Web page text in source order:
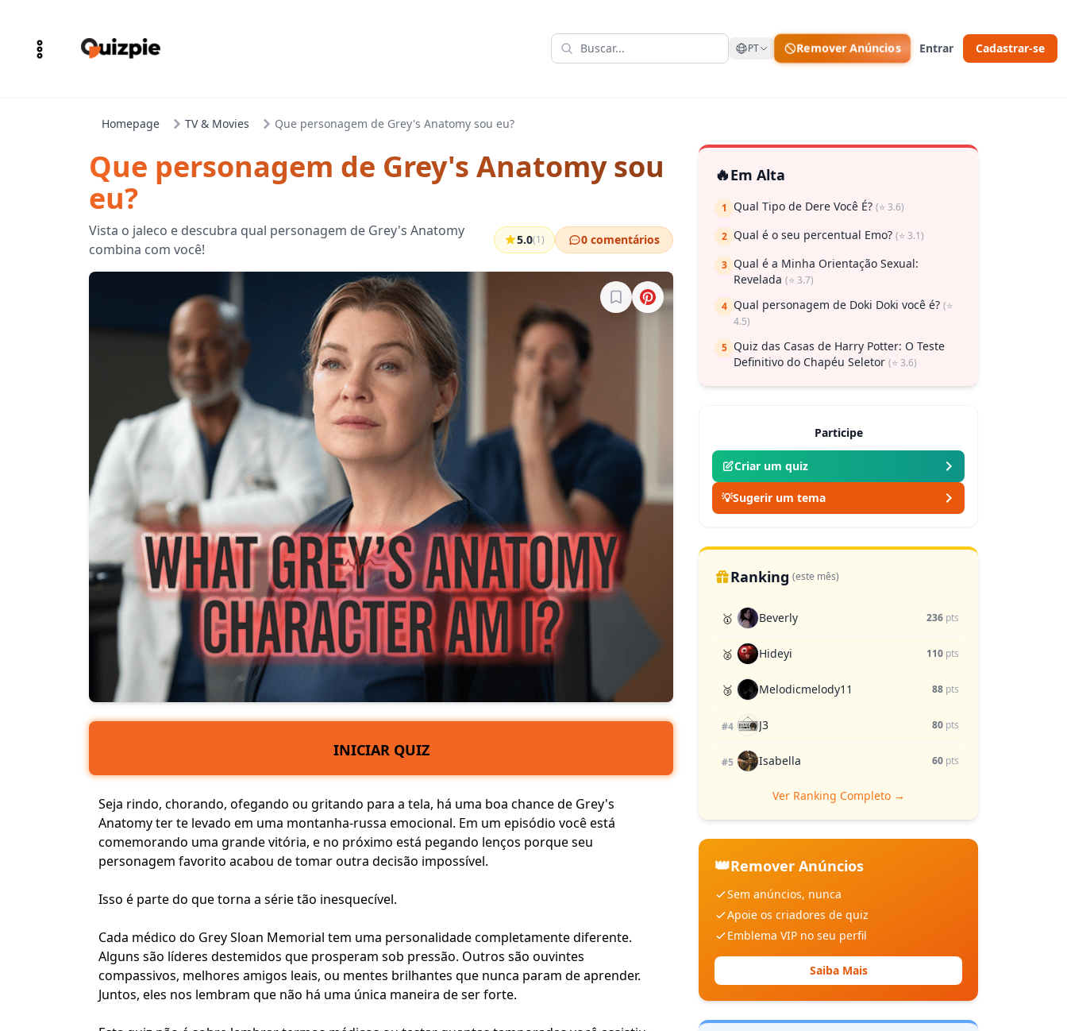
PT Remover Anúncios Entrar Cadastrar-se
Homepage TV & Movies Que personagem de Grey's Anatomy sou eu?
Que personagem de Grey's Anatomy sou
eu?
Vista o jaleco e descubra qual personagem de Grey's Anatomy
combina com você!
5.0(1) 0 comentários
Entre para salvar
INICIAR QUIZ
Seja rindo, chorando, ofegando ou gritando para a tela, há uma boa chance de Grey's
Anatomy ter te levado em uma montanha-russa emocional. Em um episódio você está
comemorando uma grande vitória, e no próximo está pegando lenços porque seu
personagem favorito acabou de tomar outra decisão impossível.
Isso é parte do que torna a série tão inesquecível.
Cada médico do Grey Sloan Memorial tem uma personalidade completamente diferente.
Alguns são líderes destemidos que prosperam sob pressão. Outros são ouvintes
compassivos, melhores amigos leais, ou mentes brilhantes que nunca param de aprender.
Juntos, eles nos lembram que não há uma única maneira de ser forte.
🔥Em Alta
1 Qual Tipo de Dere Você É? (⭐ 3.6)
2 Qual é o seu percentual Emo? (⭐ 3.1)
3 Qual é a Minha Orientação Sexual:
Revelada (⭐ 3.7)
4 Qual personagem de Doki Doki você é? (⭐
4.5)
5 Quiz das Casas de Harry Potter: O Teste
Definitivo do Chapéu Seletor (⭐ 3.6)
Participe
Criar um quiz
💡Sugerir um tema
Ranking (este mês)
🥇 Beverly 236 pts
🥈 Hideyi 110 pts
🥉 Melodicmelody11 88 pts
#4 J3 80 pts
#5 Isabella 60 pts
Ver Ranking Completo →
👑Remover Anúncios
Sem anúncios, nunca
Apoie os criadores de quiz
Emblema VIP no seu perfil
Saiba Mais